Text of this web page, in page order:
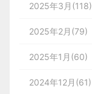
2025年3月(118)
2025年2月(79)
2025年1月(60)
2024年12月(61)